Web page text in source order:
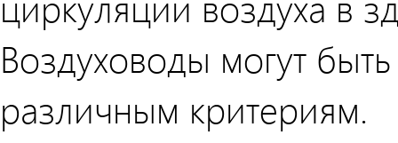
Воздуховоды могут
различным критериям.